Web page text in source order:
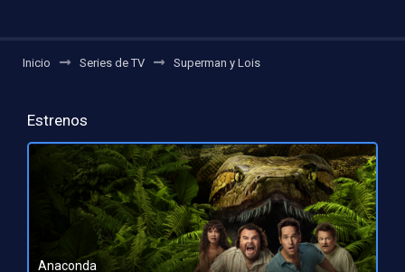
Inicio Series de TV Superman y Lois
Estrenos
Anaconda